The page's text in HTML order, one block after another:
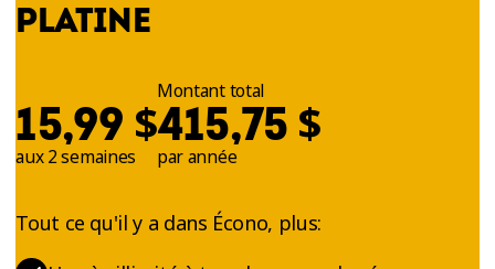
PLATINE
15,99 $
aux 2 semaines
Montant total
415,75 $
par année
Tout ce qu'il y a dans Écono, plus: